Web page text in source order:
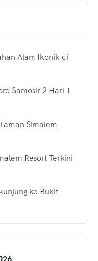
Alam Ikonik di
Samosir 2 Hari 1
Simalem
Resort Terkini
ke Bukit